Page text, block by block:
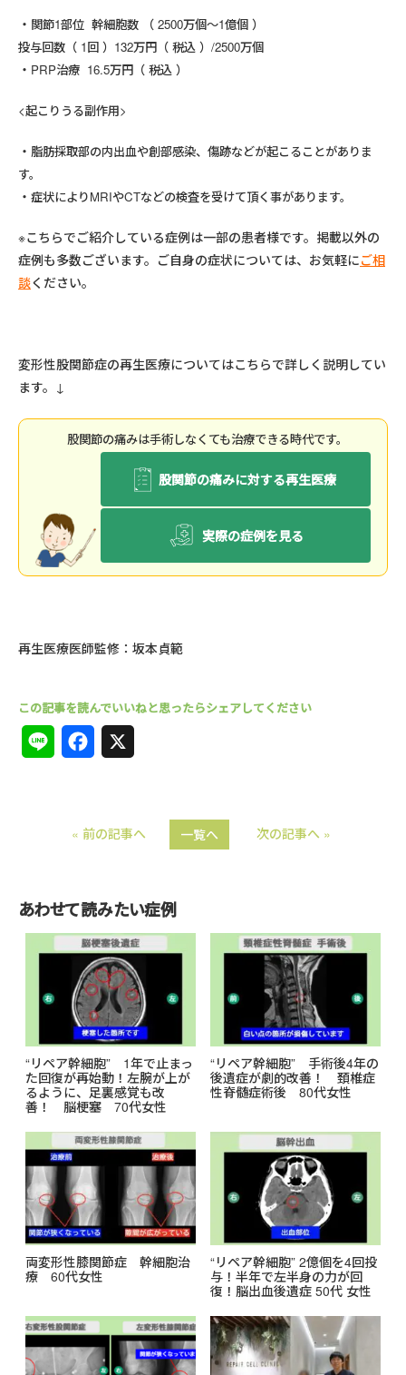
関節1部位 幹細胞数 （ 2500万個～1億個 ）
投与回数（ 1回 ）132万円（ 税込 ）/2500万個
PRP治療 16.5万円（ 税込 ）
<起こりうる副作用>
脂肪採取部の内出血や創部感染、傷跡などが起こることがありま
す。
症状によりMRIやCTなどの検査を受けて頂く事があります。
※こちらでご紹介している症例は一部の患者様です。掲載以外の
症例も多数ございます。ご自身の症状については、お気軽にご相
談ください。
変形性股関節症の再生医療についてはこちらで詳しく説明してい
ます。↓
股関節の痛みは⼿術しなくても治療できる時代です。
股関節の痛みに対する再生医療
実際の症例を見る
再生医療医師監修：坂本貞範
e
o
o
k
« 前の記事へ 一覧へ 次の記事へ »
あわせて読みたい症例
“リペア幹細胞” 1年で止まっ
た回復が再始動！左腕が上が
るように、足裏感覚も改
善！ 脳梗塞 70代女性
“リペア幹細胞” 手術後4年の
後遺症が劇的改善！ 頚椎症
性脊髄症術後 80代女性
両変形性膝関節症 幹細胞治
療 60代女性
“リペア幹細胞” 2億個を4回投
与！半年で左半身の力が回
復！脳出血後遺症 50代 女性